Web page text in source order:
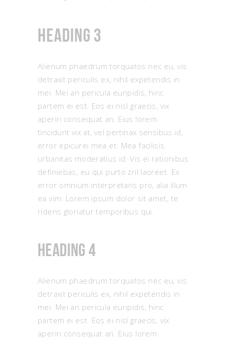
Heading 3
Alienum phaedrum torquatos nec eu, vis
detraxit periculis ex, nihil expetendis in
mei. Mei an pericula euripidis, hinc
partem ei est. Eos ei nisl graecis, vix
aperiri consequat an. Eius lorem
tincidunt vix at, vel pertinax sensibus id,
error epicurei mea et. Mea facilisis
urbanitas moderatius id. Vis ei rationibus
definiebas, eu qui purto zril laoreet. Ex
error omnium interpretaris pro, alia illum
ea vim. Lorem ipsum dolor sit amet, te
ridens gloriatur temporibus qui.
Heading 4
Alienum phaedrum torquatos nec eu, vis
detraxit periculis ex, nihil expetendis in
mei. Mei an pericula euripidis, hinc
partem ei est. Eos ei nisl graecis, vix
aperiri consequat an. Eius lorem